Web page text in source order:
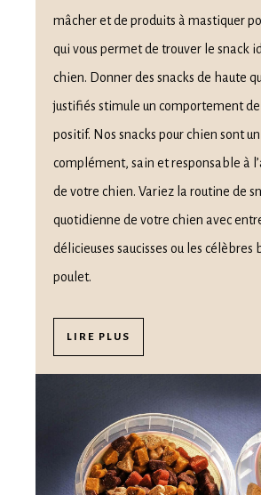
mâcher et de produits à mastiquer
qui vous permet de trouver le snack
chien. Donner des snacks de haute
justifiés stimule un comportement
positif. Nos snacks pour chien sont
complément, sain et responsable à
de votre chien. Variez la routine de
quotidienne de votre chien avec
délicieuses saucisses ou les célèbres
poulet.
LIRE PLUS